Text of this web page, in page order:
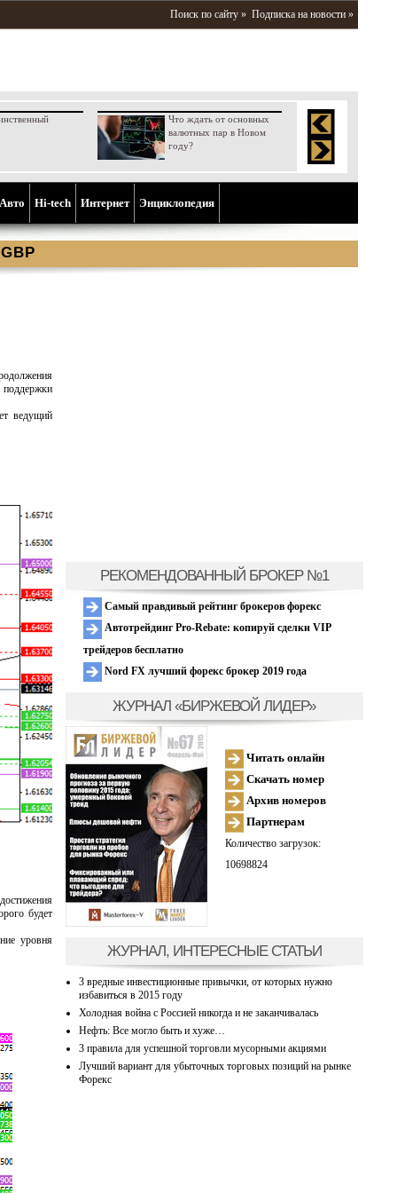
Поиск по сайту » Подписка на новости »
Что ждать от основных
валютных пар в Новом
году?
Aвто Hi-tech Интернет Энциклопедия
поддержки
ведущий
будет
уровня
РЕКОМЕНДОВАННЫЙ БРОКЕР №1
Самый правдивый рейтинг брокеров форекс
Автотрейдинг Pro-Rebate: копируй сделки VIP
трейдеров бесплатно
Nord FX лучший форекс брокер 2019 года
ЖУРНАЛ «БИРЖЕВОЙ ЛИДЕР»
Читать онлайн
Скачать номер
Архив номеров
Партнерам
Количество загрузок:
10698824
ЖУРНАЛ, ИНТЕРЕСНЫЕ СТАТЬИ
3 вредные инвестиционные привычки, от которых нужно
избавиться в 2015 году
Холодная война с Россией никогда и не заканчивалась
Нефть: Все могло быть и хуже…
3 правила для успешной торговли мусорными акциями
Лучший вариант для убыточных торговых позиций на рынке
Форекс